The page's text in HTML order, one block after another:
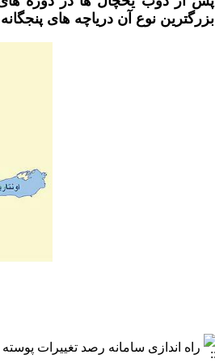
بزرگترین نوع آن دریاچه های
راه اندازی سامانه رصد تغییرات پوسته